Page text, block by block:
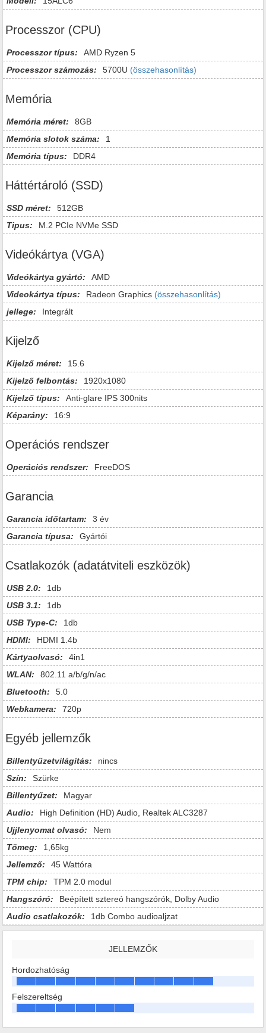
Processzor (CPU)
Processzor típus:
AMD Ryzen 5
Processzor számozás:
5700U (összehasonlítás)
Memória
Memória méret:
8GB
Memória slotok száma:
1
Memória típus:
DDR4
Háttértároló (SSD)
SSD méret:
512GB
Tipus:
M.2 PCIe NVMe SSD
Videókártya (VGA)
Videókártya gyártó:
AMD
Videokártya típus:
Radeon Graphics (összehasonlítás)
jellege:
Integrált
Kijelző
Kijelző méret:
15.6
Kijelző felbontás:
1920x1080
Kijelző típus:
Anti-glare IPS 300nits
Képarány:
16:9
Operációs rendszer
Operációs rendszer: FreeDOS
Garancia
Garancia időtartam:
3 év
Garancia típusa:
Gyártói
Csatlakozók (adatátviteli eszközök)
USB 2.0:
1db
USB 3.1:
1db
USB Type-C:
1db
HDMI:
HDMI 1.4b
Kártyaolvasó:
4in1
WLAN:
802.11 a/b/g/n/ac
Bluetooth:
5.0
Webkamera:
720p
Egyéb jellemzők
Billentyűzetvilágítás:
nincs
Szín:
Szürke
Billentyűzet:
Magyar
Audio:
High Definition (HD) Audio, Realtek ALC3287
Ujjlenyomat olvasó:
Nem
Tömeg:
1,65kg
Jellemző:
45 Wattóra
TPM chip:
TPM 2.0 modul
Hangszóró:
Beépített sztereó hangszórók, Dolby Audio
Audio csatlakozók:
1db Combo audioaljzat
JELLEMZŐK
Hordozhatóság
Felszereltség